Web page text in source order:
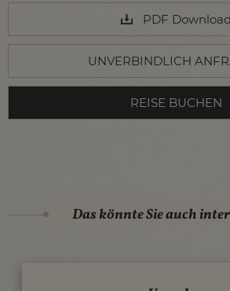
PDF Download
UNVERBINDLICH
REISE BUCHEN
Das könnte Sie auch